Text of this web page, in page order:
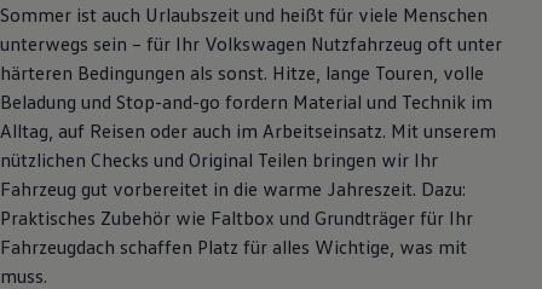
Vanlife
Ratgeber
Routen & Reisen
California Reisen & Erlebnisse
California App
California Lifestyle & Zubehör
Übernachten im California
Marke
Unternehmen
Karriere
Karriere im Unternehmen
Karriere im Autohaus
Sommer ist auch Urlaubszeit und heißt für viele Menschen
unterwegs sein – für Ihr Volkswagen Nutzfahrzeug oft unter
härteren Bedingungen als sonst. Hitze, lange Touren, volle
Beladung und Stop-and-go fordern Material und Technik im
Alltag, auf Reisen oder auch im Arbeitseinsatz. Mit unserem
nützlichen Checks und Original Teilen bringen wir Ihr
Fahrzeug gut vorbereitet in die warme Jahreszeit. Dazu:
Praktisches Zubehör wie Faltbox und Grundträger für Ihr
Fahrzeugdach schaffen Platz für alles Wichtige, was mit
muss.